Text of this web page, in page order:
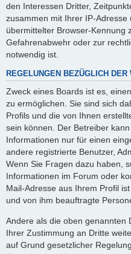
den Interessen Dritter,
zusammen mit Ihrer IP-
übermittelter Browser-Kennung
Gefahrenabwehr oder zur
notwendig ist.
REGELUNGEN BEZÜGLICH
Zweck eines Boards ist es,
zu ermöglichen. Sie sind sich
Profils und die von Ihnen
sein können. Der Betreiber
Informationen nur für einen
andere registrierte Benutzer,
Wenn Sie Fragen dazu haben,
Informationen im Forum oder
Mail-Adresse aus Ihrem Profil
und von ihm beauftragte
Andere als die oben genannten
Ihrer Zustimmung an Dritte
auf Grund gesetzlicher